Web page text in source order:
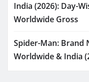
India (2026): Day-
Worldwide Gross
Spider-Man: Brand
Worldwide & India